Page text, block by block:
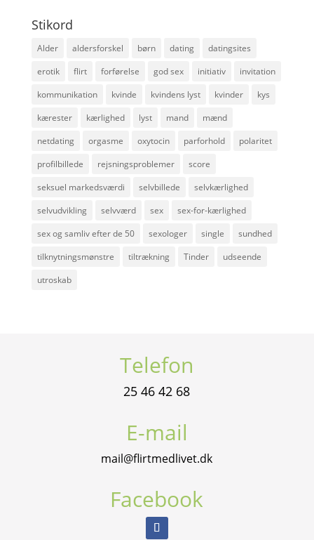
Stikord
Alder aldersforskel børn dating
datingsites
erotik
flirt forførelse god sex initiativ
invitation
kommunikation
kvinde kvindens lyst kvinder
kys
kærester
kærlighed lyst mand
mænd
netdating
orgasme oxytocin parforhold
polaritet
profilbillede
rejsningsproblemer
score
seksuel markedsværdi
selvbillede
selvkærlighed
selvudvikling
selvværd sex
sex-for-kærlighed
sex og samliv efter de 50
sexologer single
sundhed
tilknytningsmønstre
tiltrækning Tinder
udseende
utroskab
Telefon
25 46 42 68
E-mail
mail@flirtmedlivet.dk
Facebook